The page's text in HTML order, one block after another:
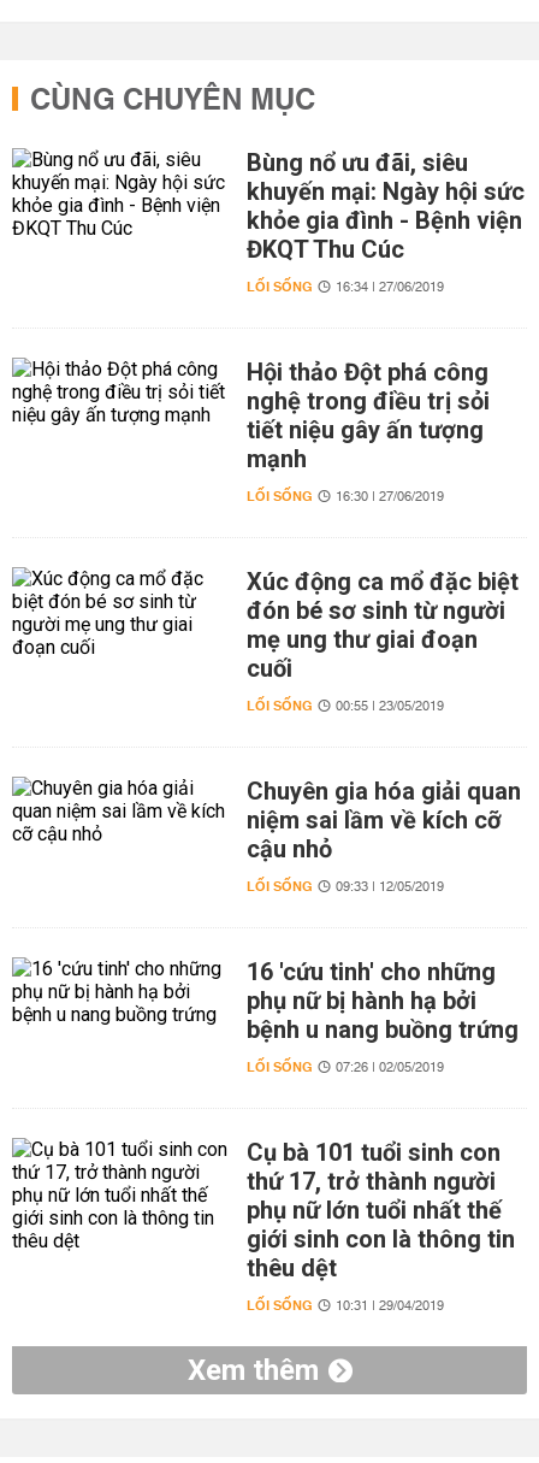
CÙNG CHUYÊN MỤC
Bùng nổ ưu đãi, siêu
khuyến mại: Ngày hội sức
khỏe gia đình - Bệnh viện
ĐKQT Thu Cúc
LỐI SỐNG 16:34 | 27/06/2019
Hội thảo Đột phá công
nghệ trong điều trị sỏi
tiết niệu gây ấn tượng
mạnh
LỐI SỐNG 16:30 | 27/06/2019
Xúc động ca mổ đặc biệt
đón bé sơ sinh từ người
mẹ ung thư giai đoạn
cuối
LỐI SỐNG 00:55 | 23/05/2019
Chuyên gia hóa giải quan
niệm sai lầm về kích cỡ
cậu nhỏ
LỐI SỐNG 09:33 | 12/05/2019
16 'cứu tinh' cho những
phụ nữ bị hành hạ bởi
bệnh u nang buồng trứng
LỐI SỐNG 07:26 | 02/05/2019
Cụ bà 101 tuổi sinh con
thứ 17, trở thành người
phụ nữ lớn tuổi nhất thế
giới sinh con là thông tin
thêu dệt
LỐI SỐNG 10:31 | 29/04/2019
Xem thêm